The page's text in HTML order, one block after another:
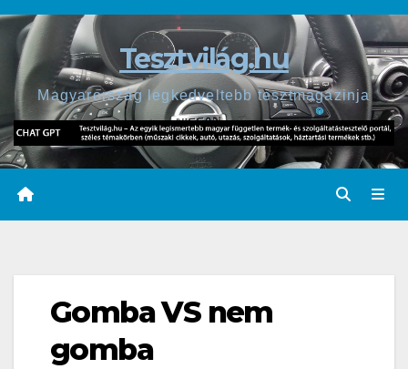
Skip
content
Tesztvilág.hu
Magyarország legkedveltebb tesztmagazinja
Gomba VS nem
gomba